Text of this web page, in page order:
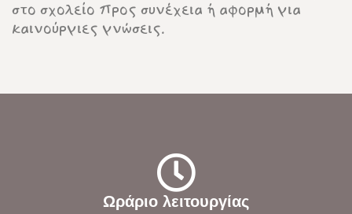
στο σχολείο προς συνέχεια ή αφορμή για
καινούργιες γνώσεις.
Ωράριο λειτουργίας